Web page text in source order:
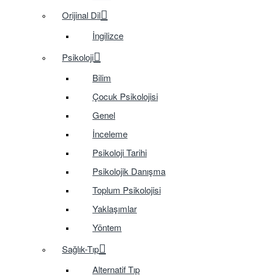
Orijinal Dil
İngilizce
Psikoloji
Bilim
Çocuk Psikolojisi
Genel
İnceleme
Psikoloji Tarihi
Psikolojik Danışma
Toplum Psikolojisi
Yaklaşımlar
Yöntem
Sağlık-Tıp
Alternatif Tıp